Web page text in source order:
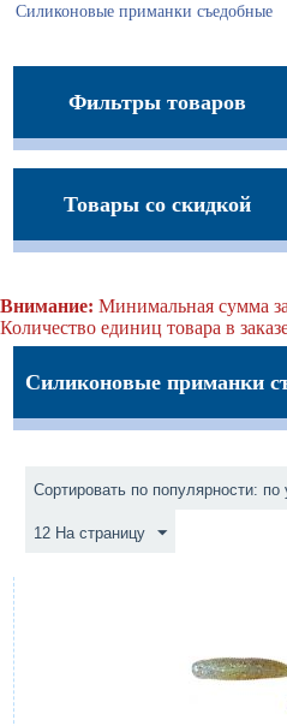
Силиконовые приманки съедобные
Фильтры товаров
Товары со скидкой
Внимание: Минимальная сумма
Количество единиц товара в
Силиконовые приманки
Сортировать по популярности:
12 На страницу